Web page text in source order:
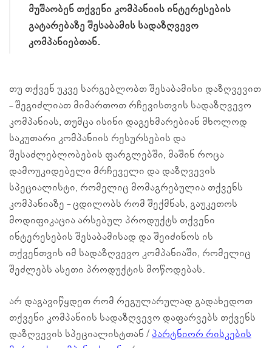
მუშაობენ თქვენი კომპანიის ინტერესების
გატარებაზე შესაბამის სადაზღვევო
კომპანიებთან.
თუ თქვენ უკვე სარგებლობთ შესაბამისი დაზღვევით
- შეგიძლიათ მიმართოთ რჩევისთვის სადაზღვევო
კომპანიას, თუმცა ისინი დაგეხმარებიან მხოლოდ
საკუთარი კომპანიის რესურსების და
შესაძლებლობების ფარგლებში, მაშინ როცა
დამოუკიდებელი მრჩეველი და დაზღვევის
სპეციალისტი, რომელიც მომაგრებულია თქვენს
კომპანიაზე - ცდილობს რომ შექმნას, გაუკეთოს
მოდიფიკაცია არსებულ პროდუქტს თქვენი
ინტერესების შესაბამისად და შეიძინოს ის
თქვენთვის იმ სადაზღვევო კომპანიაში, რომელიც
შეძლებს ასეთი პროდუქტის მოწოდებას.
არ დაგავიწყდეთ რომ რეგულარულად გადახედოთ
თქვენი კომპანიის სადაზღვევო დაფარვებს თქვენს
დაზღვევის სპეციალისტთან / პარტნიორ რისკების